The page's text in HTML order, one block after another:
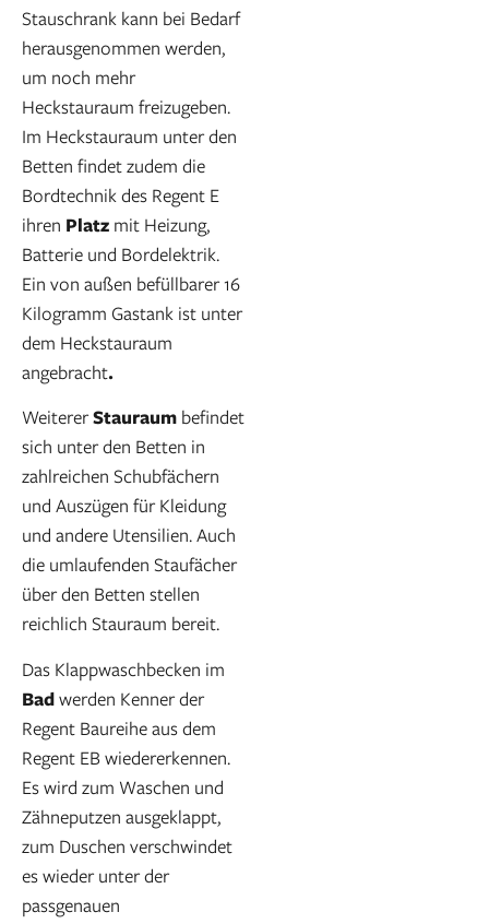
Stauschrank kann bei Bedarf
herausgenommen werden,
um noch mehr
Heckstauraum freizugeben.
Im Heckstauraum unter den
Betten findet zudem die
Bordtechnik des Regent E
ihren Platz mit Heizung,
Batterie und Bordelektrik.
Ein von außen befüllbarer 16
Kilogramm Gastank ist unter
dem Heckstauraum
angebracht.
WeitererStauraum befindet
sich unter den Betten in
zahlreichen Schubfächern
und Auszügen für Kleidung
und andere Utensilien. Auch
die umlaufenden Staufächer
über den Betten stellen
reichlich Stauraum bereit.
Das Klappwaschbecken im
Badwerden Kenner der
Regent Baureihe aus dem
Regent EB wiedererkennen.
Es wird zum Waschen und
Zähneputzen ausgeklappt,
zum Duschen verschwindet
es wieder unter der
passgenauen